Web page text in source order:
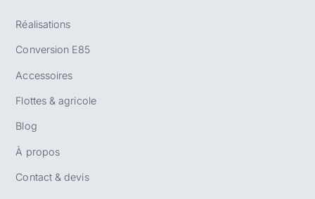
Réalisations
Conversion E85
Accessoires
Flottes & agricole
Blog
À propos
Contact & devis